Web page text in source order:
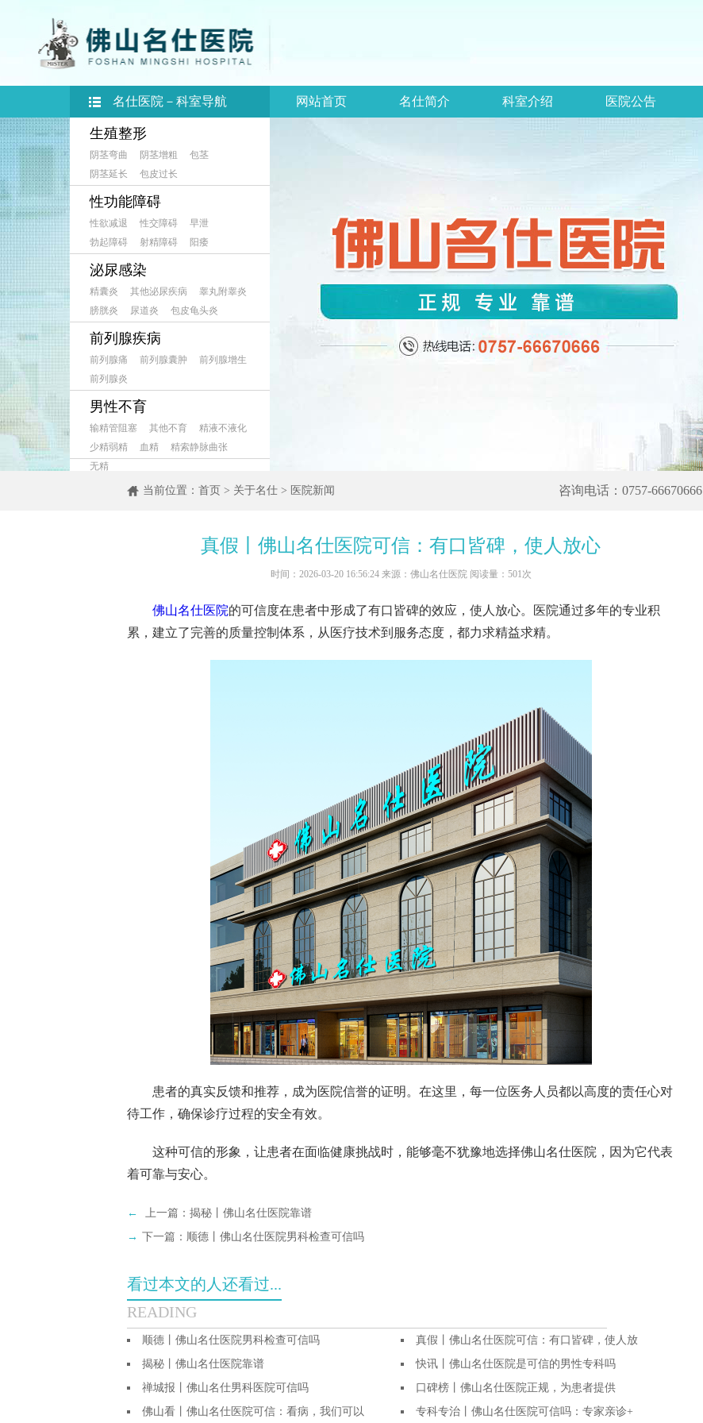
生殖整形
阴茎弯曲 阴茎增粗
包茎
阴茎延长
包皮过长
性功能障碍
性欲减退 性交障碍
早泄
勃起障碍
射精障碍 阳痿
泌尿感染
精囊炎 其他泌尿疾病
睾丸附睾炎
膀胱炎
尿道炎 包皮龟头炎
前列腺疾病
前列腺痛 前列腺囊肿
前列腺增生
前列腺炎
男性不育
输精管阻塞 其他不育
精液不液化
少精弱精
血精
精索静脉曲张
无精
名仕医院－科室导航 网站首页 名仕简介 科室介绍 医院公告
咨询电话：0757-66670666
当前位置： 首页 > 关于名仕 > 医院新闻
真假丨佛山名仕医院可信：有口皆碑，使人放心
时间：2026-03-20 16:56:24 来源：佛山名仕医院 阅读量：501次
佛山名仕医院的可信度在患者中形成了有口皆碑的效应，使人放心。医院通过多年的专业积
累，建立了完善的质量控制体系，从医疗技术到服务态度，都力求精益求精。
患者的真实反馈和推荐，成为医院信誉的证明。在这里，每一位医务人员都以高度的责任心对
待工作，确保诊疗过程的安全有效。
这种可信的形象，让患者在面临健康挑战时，能够毫不犹豫地选择佛山名仕医院，因为它代表
着可靠与安心。
← 上一篇： 揭秘丨佛山名仕医院靠谱
→ 下一篇： 顺德丨佛山名仕医院男科检查可信吗
看过本文的人还看过...
READING
顺德丨佛山名仕医院男科检查可信吗
真假丨佛山名仕医院可信：有口皆碑，使人放
揭秘丨佛山名仕医院靠谱
快讯丨佛山名仕医院是可信的男性专科吗
禅城报丨佛山名仕男科医院可信吗
口碑榜丨佛山名仕医院正规，为患者提供
佛山看丨佛山名仕医院可信：看病，我们可以
专科专治丨佛山名仕医院可信吗：专家亲诊+